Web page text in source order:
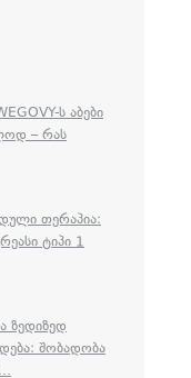
Ს ᲐᲑᲔᲑᲘ
– ᲠᲐᲡ
ᲗᲔᲠᲐᲞᲘᲐ:
ᲢᲘᲞᲘ 1
ᲖᲔᲓᲘᲖᲔᲓ
ᲨᲝᲑᲐᲓᲝᲑᲐ